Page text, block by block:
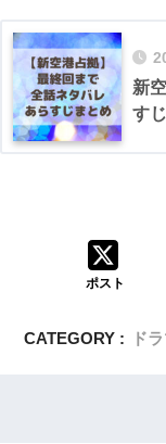
新
す
ポスト
CATEGORY : ド